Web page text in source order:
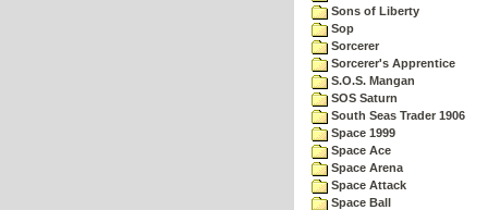
Sons of Liberty
Sop
Sorcerer
Sorcerer's Apprentice
S.O.S. Mangan
SOS Saturn
South Seas Trader 1906
Space 1999
Space Ace
Space Arena
Space Attack
Space Ball